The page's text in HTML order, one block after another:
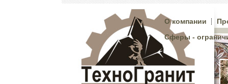
О компании
Сферы -